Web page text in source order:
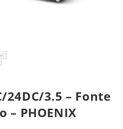
24DC/3.5 – Fonte
– PHOENIX